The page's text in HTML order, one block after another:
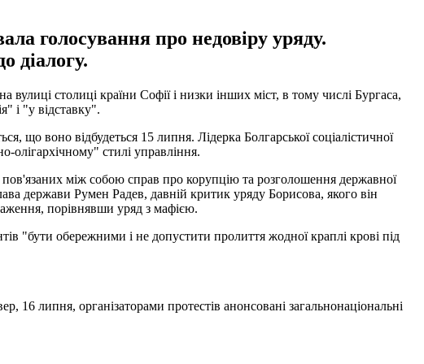
голосування про недовіру уряду.
діалогу.
столиці країни Софії і низки інших міст, в тому числі Бургаса,
і "у відставку".
що воно відбудеться 15 липня. Лідерка Болгарської соціалістичної
олігархічному" стилі управління.
пов'язаних між собою справ про корупцію та розголошення державної
держави Румен Радев, давній критик уряду Борисова, якого він
порівнявши уряд з мафією.
"бути обережними і не допустити пролиття жодної краплі крові під
16 липня, організаторами протестів анонсовані загальнонаціональні